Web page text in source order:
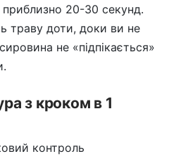
20-30 секунд.
траву доти, доки ви не
не «підпікається»
з кроком в 1
контроль